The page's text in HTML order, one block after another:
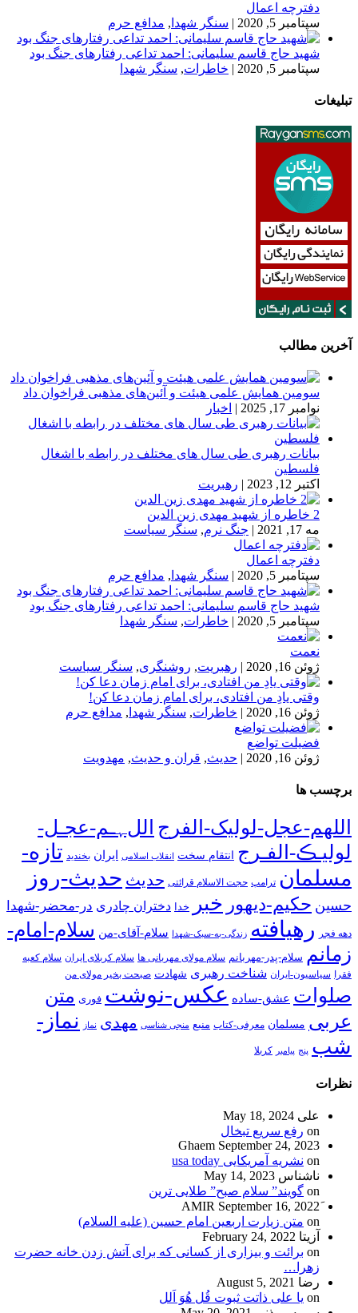
دفترچه اعمال
سپتامبر 5, 2020
| سنگر شهدا , مدافع حرم
شهید حاج قاسم سلیمانی: احمد تداعی رفتارهای جنگ بود
سپتامبر 5, 2020
| خاطرات, سنگر شهدا
تبلیغات
آخرین مطالب
سومین همایش علمی هیئت و آئین‌های مذهبی فراخوان داد
نوامبر 17, 2025
| اخبار
بیانات رهبری طی سال های مختلف در رابطه با اشغال
فلسطین
اکتبر 12, 2023
| رهبریت
2 خاطره از شهید مهدی زین الدین
مه 17, 2021
| جنگ نرم, سنگر سیاست
دفترچه اعمال
سپتامبر 5, 2020
| سنگر شهدا , مدافع حرم
شهید حاج قاسم سلیمانی: احمد تداعی رفتارهای جنگ بود
سپتامبر 5, 2020
| خاطرات, سنگر شهدا
نعمت
ژوئن 16, 2020
| رهبریت, روشنگری, سنگر سیاست
وقتی یادِ من افتادی، برای امام زمان دعا کن!
ژوئن 16, 2020
| خاطرات, سنگر شهدا , مدافع حرم
فضیلت تواضع
ژوئن 16, 2020
| حدیث, قران و حدیث, مهدویت
برچسب ها
اللهم-عجل-لولیک-الفرج اللﮩـم-عجـل-
لولیـڪ-الفـرج انتقام سخت انقلاب اسلامی ایران بخندید تازه-
مسلمان ترامپ حجت الاسلام قرائتی حدیث حدیث-روز
حسین حکیم-دیهور خبر خدا دختران چادری در-محضر-شهدا
دهه فجر رهیافته زندگی-به-سبک-شهدا سلام-آقای-من سلام-امام-
زمانم سلام-پدر-مهربانم سلام مولای مهربانی ها سلام کربلای ایران سلام کعبه
فقرا سیاسیون-ایران شناخت رهبری شهادت صبحت بخیر مولای من
صلوات عشق-ساده عکس-نوشت فوری متن
عربی مسلمان معرفی-کتاب منبع منجی شناسی مهدی نماز
نماز-
شب پنج پیامبر کربلا
نظرات
علی May 18, 2024
on رفع سریع تبخال
Ghaem September 24, 2023
on نشریه آمریکایی usa today
ناشناس May 14, 2023
on گویند” سلام صبح” طلایی ترین
September 16, 2022
on متن زیارت اربعین امام حسین (علیه السلام)
آزیتا February 24, 2022
on برائت و بیزاری از کسانی که برای آتش زدن خانه حضرت
زهرا…
رضا August 5, 2021
on یا علی ذاتت ثبوت قُل هُوَ اَلل